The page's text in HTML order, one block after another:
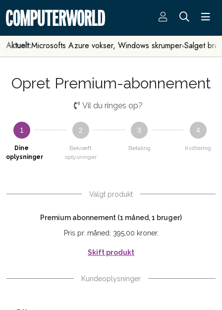
Aktuelt:Microsofts Azure vokser, Windows skrumper Salget
Opret Premium-abonnement
Vil du ringes op?
1
Dine
oplysninger
2
Bekræft
oplysninger
3
Betaling
4
Kvittering
Valgt produkt
Premium abonnement (1 måned, 1 bruger)
Pris pr. måned. 395,00 kroner.
Skift produkt
Kundeoplysninger